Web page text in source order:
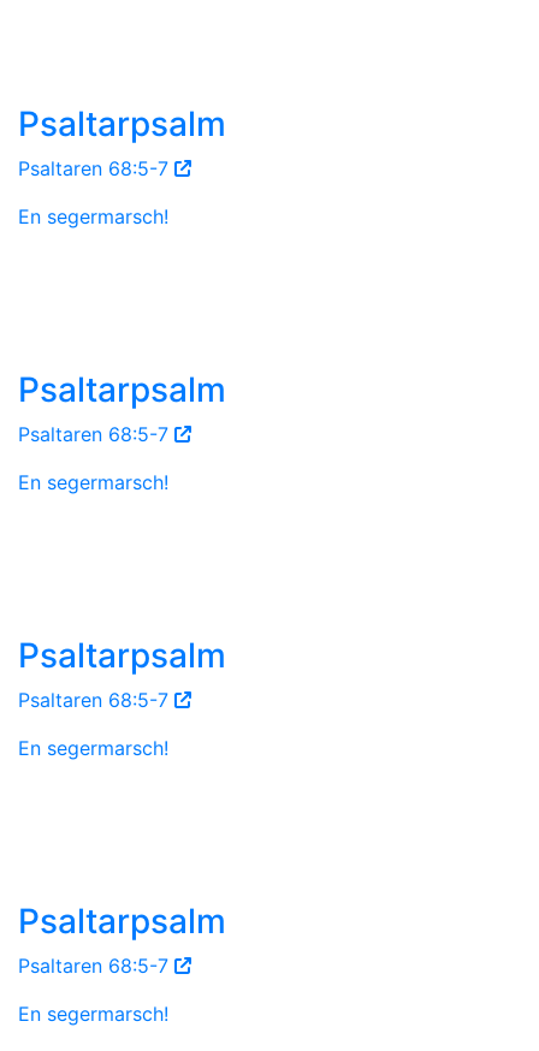
Psaltarpsalm
Psaltaren 68:5-7
En segermarsch!
Psaltarpsalm
Psaltaren 68:5-7
En segermarsch!
Psaltarpsalm
Psaltaren 68:5-7
En segermarsch!
Psaltarpsalm
Psaltaren 68:5-7
En segermarsch!